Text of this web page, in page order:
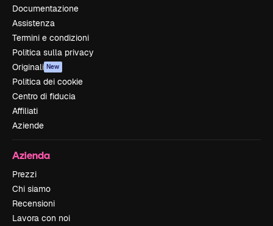
Documentazione
Assistenza
Termini e condizioni
Politica sulla privacy
Originali New
Politica dei cookie
Centro di fiducia
Affiliati
Aziende
Azienda
Prezzi
Chi siamo
Recensioni
Lavora con noi